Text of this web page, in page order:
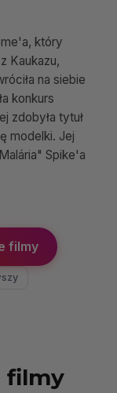
który
Kaukazu,
na siebie
konkurs
zdobyła tytuł
modelki. Jej
Spike'a
filmy
filmy